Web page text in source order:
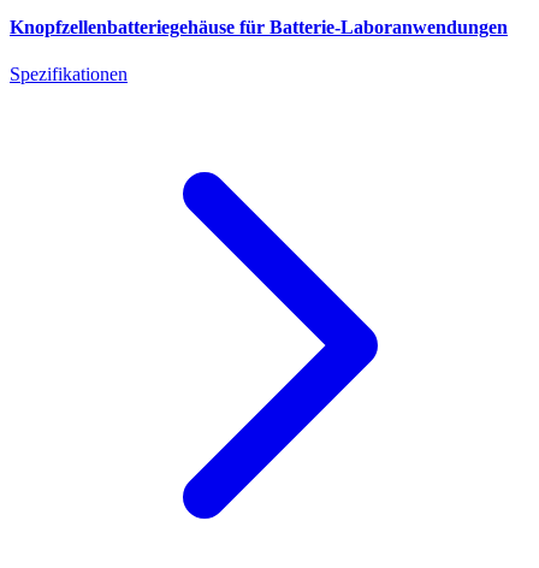
Knopfzellenbatteriegehäuse für Batterie-Laboranwendungen
Spezifikationen